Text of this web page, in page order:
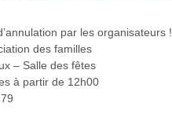
par les organisateurs !
des familles
– Salle des fêtes
à partir de 12h00